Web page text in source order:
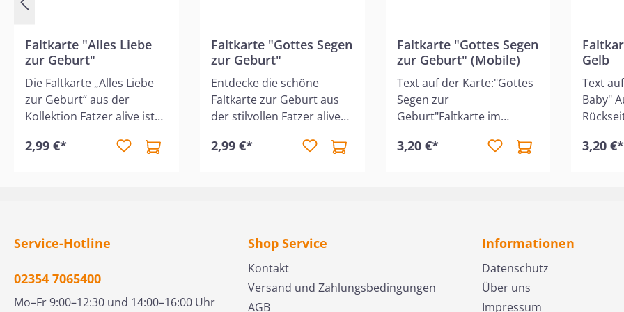
Faltkarte "Alles Liebe
zur Geburt"
Die Faltkarte „Alles Liebe
zur Geburt“ aus der
Kollektion Fatzer alive ist
Karte, die Eltern und
Glückwünsche zu
steht der Bibelvers aus
Psalm 139,14: „Ich danke
2,99 €*
Faltkarte "Gottes Segen
zur Geburt"
Entdecke die schöne
Faltkarte zur Geburt aus
der stilvollen Fatzer alive
filigranen Zweig-Zeichnung
das kraftvolle Bibelwort
aus Jeremia 1:5 auf der
Rückseite der Karte
abgerundet: „Ich habe dich
2,99 €*
Faltkarte "Gottes Segen
zur Geburt" (Mobile)
Text auf der Karte:"Gottes
Segen zur
Geburt"Faltkarte im
Umschlag im Format 16 x
3,20 €*
Gelb
Text
Baby"
bis
3,20 €*
Service-Hotline
02354 7065400
Mo–Fr 9:00–12:30 und 14:00–16:00 Uhr
Shop Service
Kontakt
Versand und Zahlungsbedingungen
AGB
Informationen
Datenschutz
Über uns
Impressum